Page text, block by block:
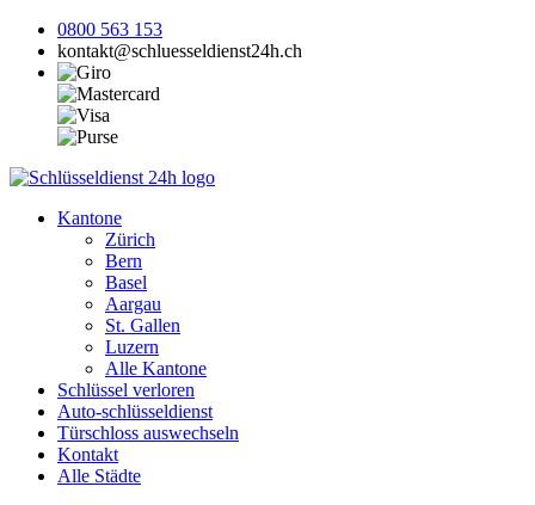
0800 563 153
kontakt@schluesseldienst24h.ch
Kantone
Zürich
Bern
Basel
Aargau
St. Gallen
Luzern
Alle Kantone
Schlüssel verloren
Auto-schlüsseldienst
Türschloss auswechseln
Kontakt
Alle Städte